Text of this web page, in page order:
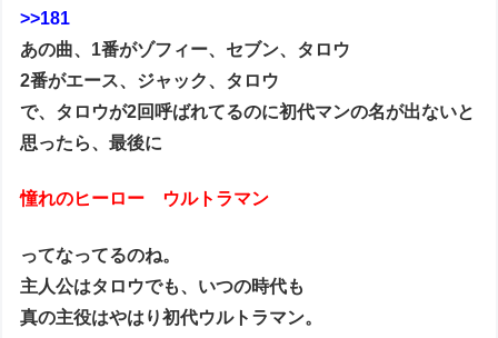
>>181
あの曲、1番がゾフィー、セブン、タロウ
2番がエース、ジャック、タロウ
で、タロウが2回呼ばれてるのに初代マンの名が出ないと
思ったら、最後に
憧れのヒーロー ウルトラマン
ってなってるのね。
主人公はタロウでも、いつの時代も
真の主役はやはり初代ウルトラマン。